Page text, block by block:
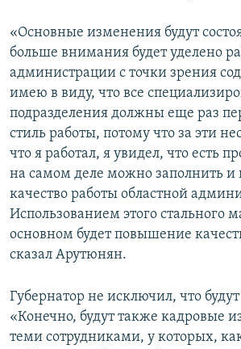
«Основные изменения будут
больше внимания будет уделено
администрации с точки зрения
имею в виду, что все
подразделения должны еще раз
стиль работы, потому что за эти
что я работал, я увидел, что есть
на самом деле можно заполнить и
качество работы областной
Использованием этого стального
основном будет повышение
сказал Арутюнян.
Губернатор не исключил, что
«Конечно, будут также кадровые
теми сотрудниками, у которых,